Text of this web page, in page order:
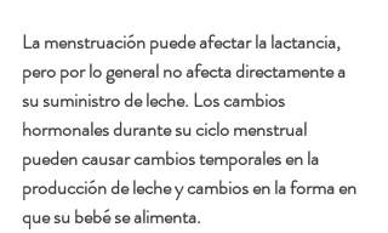
La menstruación puede afectar la lactancia,
pero por lo general no afecta directamente a
su suministro de leche. Los cambios
hormonales durante su ciclo menstrual
pueden causar cambios temporales en la
producción de leche y cambios en la forma en
que su bebé se alimenta.